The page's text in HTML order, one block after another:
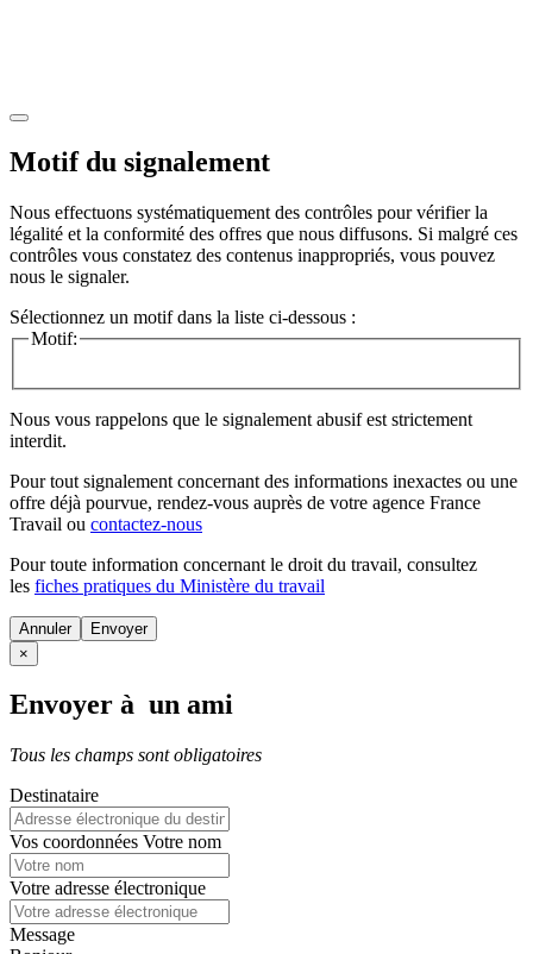
Motif du signalement
Nous effectuons systématiquement des contrôles pour vérifier la
légalité et la conformité des offres que nous diffusons. Si malgré ces
contrôles vous constatez des contenus inappropriés, vous pouvez
nous le signaler.
Sélectionnez un motif dans la liste ci-dessous :
Motif:
Nous vous rappelons que le signalement abusif est strictement
interdit.
Pour tout signalement concernant des informations inexactes ou une
offre déjà pourvue, rendez-vous auprès de votre agence France
Travail ou contactez-nous
Pour toute information concernant le droit du travail, consultez
les fiches pratiques du Ministère du travail
Annuler
×
Envoyer à un ami
Tous les champs sont obligatoires
Destinataire
Vos coordonnées Votre nom
Votre adresse électronique
Message